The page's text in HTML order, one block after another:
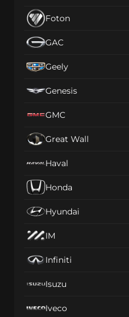
Foton
GAC
Geely
Genesis
GMC
Great Wall
Haval
Honda
Hyundai
IM
Infiniti
Isuzu
Iveco